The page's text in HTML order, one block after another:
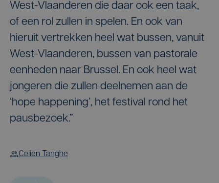
West-Vlaanderen die daar ook een taak,
of een rol zullen in spelen. En ook van
hieruit vertrekken heel wat bussen, vanuit
West-Vlaanderen, bussen van pastorale
eenheden naar Brussel. En ook heel wat
jongeren die zullen deelnemen aan de
‘hope happening’, het festival rond het
pausbezoek.”
Celien Tanghe